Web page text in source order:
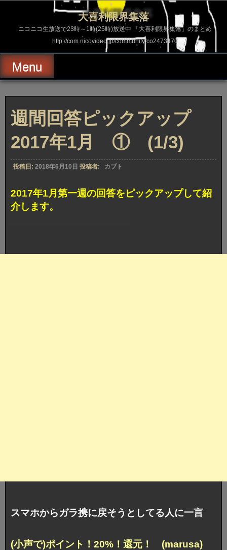
ス
ッ
プ
大喜利限界集落
ニコニコ生放送で23時～1時(25時)放送中 「大喜利限界集落」のまとめ
http://com.nicovideo.jp/community/co2473470
Menu
週間回答ピックアップ
2017年1月 ① (1/3)
投稿日: 2018年6月10日 投稿者: カブト
2017年1月第一週の回答をピックアップして紹
介します。
スマホからガラ携に戻そうとしてる人に一言
(小声で)ポイント！20%！還元！ (marusa)